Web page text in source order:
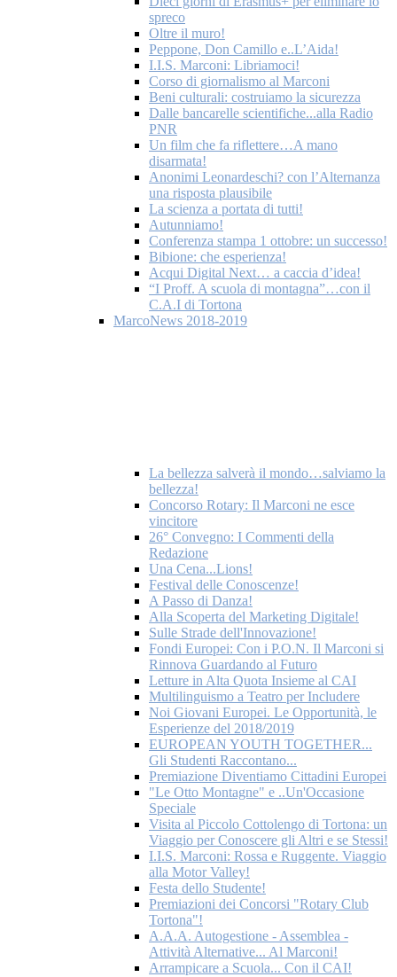
spreco
Oltre il muro!
Peppone, Don Camillo e..L’Aida!
I.I.S. Marconi: Libriamoci!
Corso di giornalismo al Marconi
Beni culturali: costruiamo la sicurezza
Dalle bancarelle scientifiche...alla Radio
PNR
Un film che fa riflettere…A mano
disarmata!
Anonimi Leonardeschi? con l’Alternanza
una risposta plausibile
La scienza a portata di tutti!
Autunniamo!
Conferenza stampa 1 ottobre: un successo!
Bibione: che esperienza!
Acqui Digital Next… a caccia d’idea!
“I Proff. A scuola di montagna”…con il
C.A.I di Tortona
MarcoNews 2018-2019
La bellezza salverà il mondo…salviamo la
bellezza!
Concorso Rotary: Il Marconi ne esce
vincitore
26° Convegno: I Commenti della
Redazione
Una Cena...Lions!
Festival delle Conoscenze!
A Passo di Danza!
Alla Scoperta del Marketing Digitale!
Sulle Strade dell'Innovazione!
Fondi Europei: Con i P.O.N. Il Marconi si
Rinnova Guardando al Futuro
Letture in Alta Quota Insieme al CAI
Multilinguismo a Teatro per Includere
Noi Giovani Europei. Le Opportunità, le
Esperienze del 2018/2019
EUROPEAN YOUTH TOGETHER...
Gli Studenti Raccontano...
Premiazione Diventiamo Cittadini Europei
"Le Otto Montagne" e ..Un'Occasione
Speciale
Visita al Piccolo Cottolengo di Tortona: un
Viaggio per Conoscere gli Altri e se Stessi!
I.I.S. Marconi: Rossa e Ruggente. Viaggio
alla Motor Valley!
Festa dello Studente!
Premiazioni dei Concorsi "Rotary Club
Tortona"!
A.A.A. Autogestione - Assemblea -
Attività Alternative... Al Marconi!
Arrampicare a Scuola... Con il CAI!